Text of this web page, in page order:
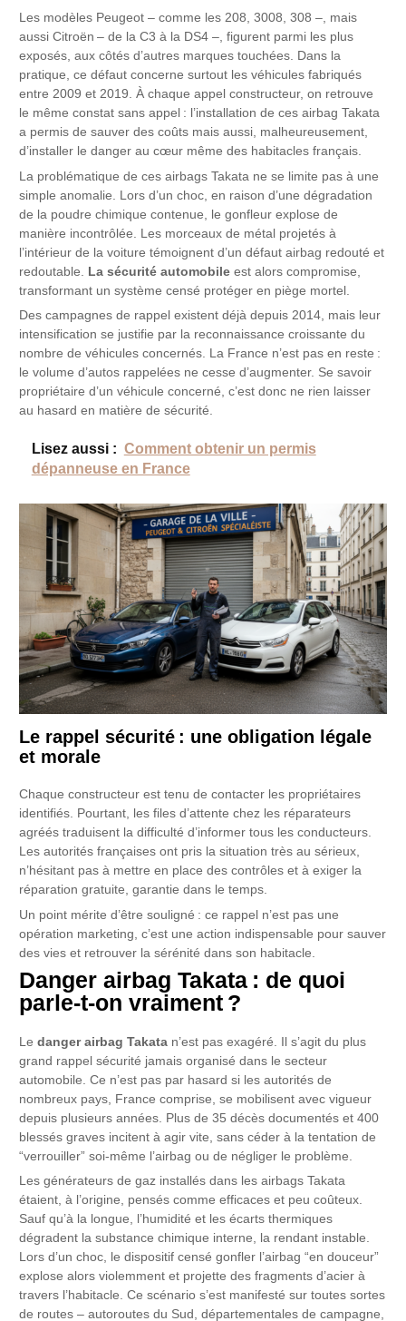
Les modèles Peugeot – comme les 208, 3008, 308 –, mais
aussi Citroën – de la C3 à la DS4 –, figurent parmi les plus
exposés, aux côtés d’autres marques touchées. Dans la
pratique, ce défaut concerne surtout les véhicules fabriqués
entre 2009 et 2019. À chaque appel constructeur, on retrouve
le même constat sans appel : l’installation de ces airbag Takata
a permis de sauver des coûts mais aussi, malheureusement,
d’installer le danger au cœur même des habitacles français.
La problématique de ces airbags Takata ne se limite pas à une
simple anomalie. Lors d’un choc, en raison d’une dégradation
de la poudre chimique contenue, le gonfleur explose de
manière incontrôlée. Les morceaux de métal projetés à
l’intérieur de la voiture témoignent d’un défaut airbag redouté et
redoutable. La sécurité automobile est alors compromise,
transformant un système censé protéger en piège mortel.
Des campagnes de rappel existent déjà depuis 2014, mais leur
intensification se justifie par la reconnaissance croissante du
nombre de véhicules concernés. La France n’est pas en reste :
le volume d’autos rappelées ne cesse d’augmenter. Se savoir
propriétaire d’un véhicule concerné, c’est donc ne rien laisser
au hasard en matière de sécurité.
Lisez aussi : Comment obtenir un permis
dépanneuse en France
Le rappel sécurité : une obligation légale
et morale
Chaque constructeur est tenu de contacter les propriétaires
identifiés. Pourtant, les files d’attente chez les réparateurs
agréés traduisent la difficulté d’informer tous les conducteurs.
Les autorités françaises ont pris la situation très au sérieux,
n’hésitant pas à mettre en place des contrôles et à exiger la
réparation gratuite, garantie dans le temps.
Un point mérite d’être souligné : ce rappel n’est pas une
opération marketing, c’est une action indispensable pour sauver
des vies et retrouver la sérénité dans son habitacle.
Danger airbag Takata : de quoi
parle-t-on vraiment ?
Ledanger airbag Takata n’est pas exagéré. Il s’agit du plus
grand rappel sécurité jamais organisé dans le secteur
automobile. Ce n’est pas par hasard si les autorités de
nombreux pays, France comprise, se mobilisent avec vigueur
depuis plusieurs années. Plus de 35 décès documentés et 400
blessés graves incitent à agir vite, sans céder à la tentation de
“verrouiller” soi-même l’airbag ou de négliger le problème.
Les générateurs de gaz installés dans les airbags Takata
étaient, à l’origine, pensés comme efficaces et peu coûteux.
Sauf qu’à la longue, l’humidité et les écarts thermiques
dégradent la substance chimique interne, la rendant instable.
Lors d’un choc, le dispositif censé gonfler l’airbag “en douceur”
explose alors violemment et projette des fragments d’acier à
travers l’habitacle. Ce scénario s’est manifesté sur toutes sortes
de routes – autoroutes du Sud, départementales de campagne,